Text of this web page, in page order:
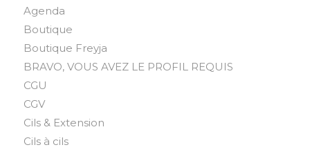
Agenda
Boutique
Boutique Freyja
BRAVO, VOUS AVEZ LE PROFIL REQUIS
CGU
CGV
Cils & Extension
Cils à cils